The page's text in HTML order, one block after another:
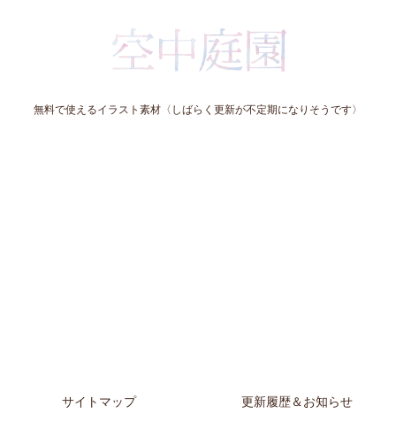
無料で使えるイラスト素材〈しばらく更新が不定期になりそうです〉
サイトマップ 更新履歴＆お知らせ